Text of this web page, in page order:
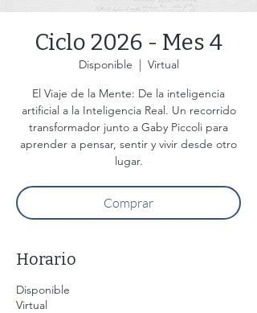
Ciclo 2026 - Mes 4
Disponible
  |
Virtual
El Viaje de la Mente: De la inteligencia
artificial a la Inteligencia Real. Un recorrido
transformador junto a Gaby Piccoli para
aprender a pensar, sentir y vivir desde otro
lugar.
Comprar
Horario
Disponible
Virtual